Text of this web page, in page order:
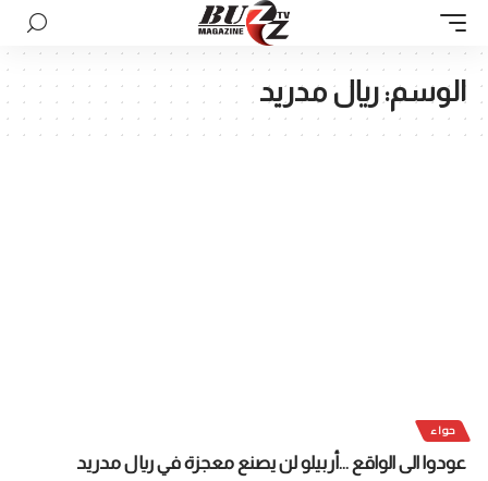
الوسم:ريال مدريد
حواء
عودوا الى الواقع …أربيلو لن يصنع معجزة في ريال مدريد